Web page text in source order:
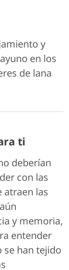
y
en los
de lana
ti
deberían
con las
atraen las
y memoria,
entender
se han tejido